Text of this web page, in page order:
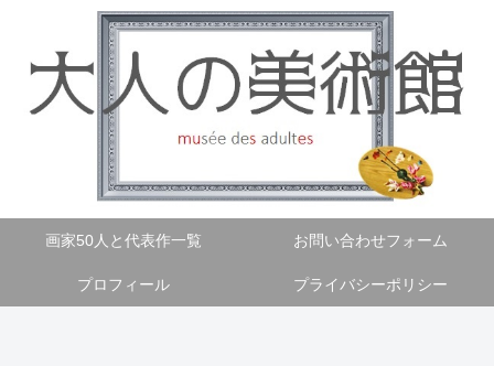
画家50人と代表作一覧 お問い合わせフォーム
プロフィール プライバシーポリシー